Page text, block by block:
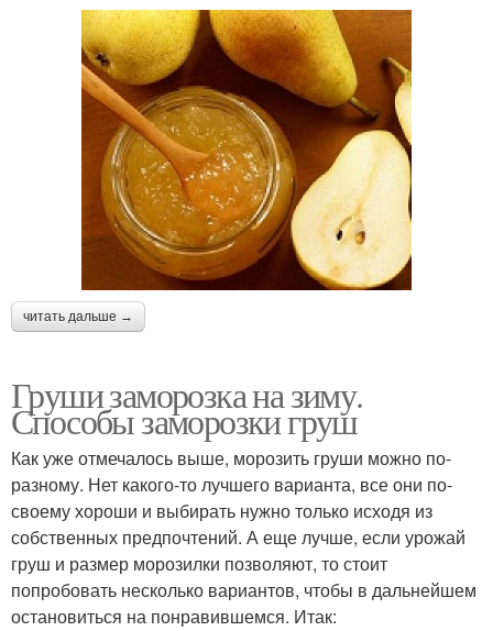
читать дальше →
Груши заморозка на зиму.
Способы заморозки груш
Как уже отмечалось выше, морозить груши можно по-
разному. Нет какого-то лучшего варианта, все они по-
своему хороши и выбирать нужно только исходя из
собственных предпочтений. А еще лучше, если урожай
груш и размер морозилки позволяют, то стоит
попробовать несколько вариантов, чтобы в дальнейшем
остановиться на понравившемся. Итак: